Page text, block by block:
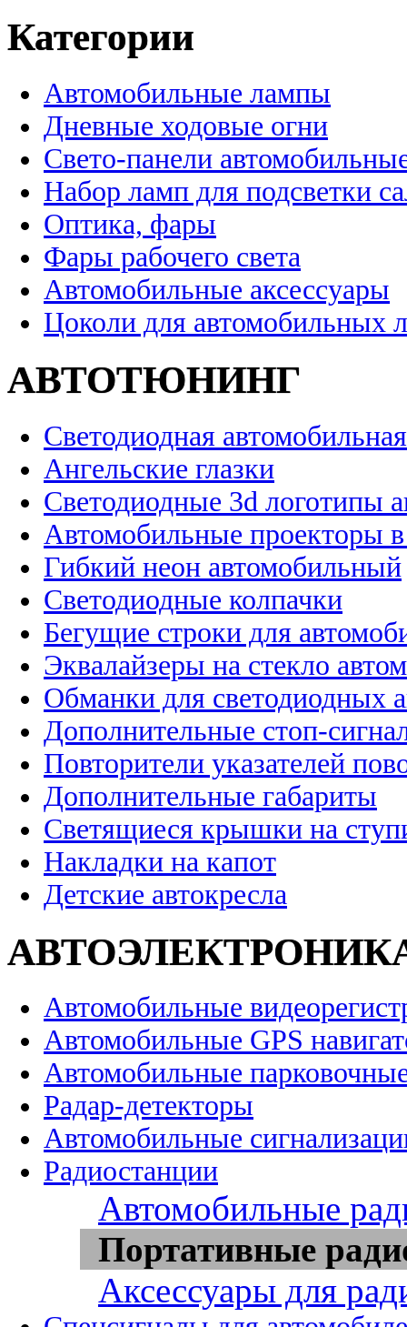
Категории
Автомобильные лампы
Дневные ходовые огни
Свето-панели
Набор ламп для подсветки
Оптика, фары
Фары рабочего света
Автомобильные аксессуары
Цоколи для автомобильных
АВТОТЮНИНГ
Светодиодная
Ангельские глазки
Светодиодные 3d логотипы
Автомобильные проекторы
Гибкий неон автомобильный
Светодиодные колпачки
Бегущие строки для
Эквалайзеры на стекло
Обманки для светодиодных
Дополнительные стоп-
Повторители указателей
Дополнительные габариты
Светящиеся крышки на
Накладки на капот
Детские автокресла
Автомобильные
Автомобильные GPS
Автомобильные
Радар-детекторы
Автомобильные
Радиостанции
Автомобильные
Портативные
Аксессуары для